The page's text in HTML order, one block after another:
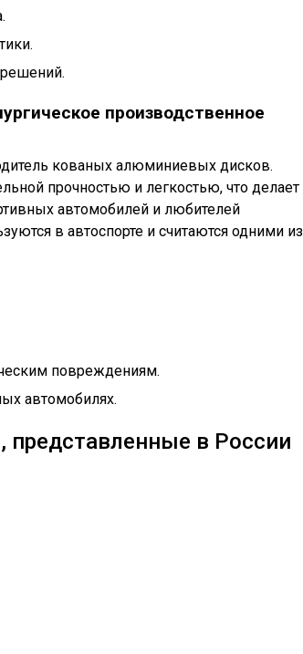
производственное
кованых алюминиевых дисков.
прочностью и легкостью, что делает
автомобилей и любителей
в автоспорте и считаются одними из
повреждениям.
автомобилях.
представленные в России